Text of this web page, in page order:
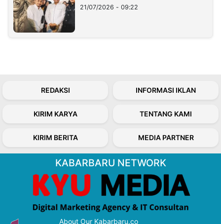
21/07/2026 - 09:22
REDAKSI INFORMASI IKLAN
KIRIM KARYA TENTANG KAMI
KIRIM BERITA MEDIA PARTNER
KABARBARU NETWORK
About Our Kabarbaru.co